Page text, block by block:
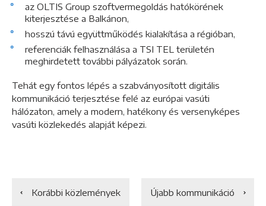
az OLTIS Group szoftvermegoldás hatókörének
kiterjesztése a Balkánon,
hosszú távú együttműködés kialakítása a régióban,
referenciák felhasználása a TSI TEL területén
meghirdetett további pályázatok során.
Tehát egy fontos lépés a szabványosított digitális
kommunikáció terjesztése felé az európai vasúti
hálózaton, amely a modern, hatékony és versenyképes
vasúti közlekedés alapját képezi.
Korábbi közlemények Újabb kommunikáció